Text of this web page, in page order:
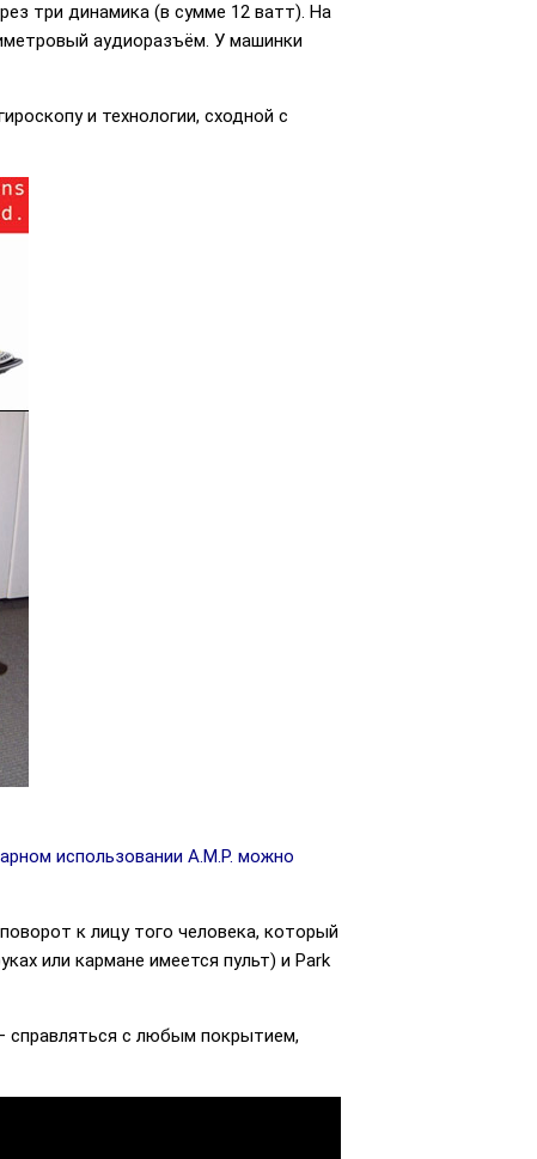
три динамика (в сумме 12 ватт). На
аудиоразъём. У машинки
и технологии, сходной с
использовании A.M.P. можно
к лицу того человека, который
или кармане имеется пульт) и Park
справляться с любым покрытием,